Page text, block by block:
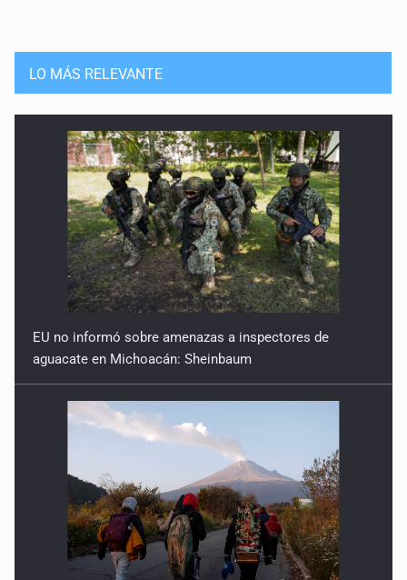
LO MÁS RELEVANTE
EU no informó sobre amenazas a inspectores de
aguacate en Michoacán: Sheinbaum